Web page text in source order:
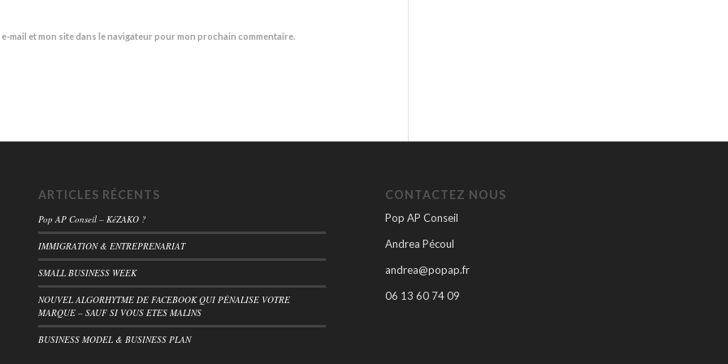
mail et mon site dans le navigateur pour mon prochain commentaire.
ARTICLES RÉCENTS
Pop AP Conseil – KéZAKO ?
IMMIGRATION & ENTREPRENARIAT
SMALL BUSINESS WEEK
NOUVEL ALGORHYTME DE FACEBOOK QUI PÉNALISE VOTRE
MARQUE – SAUF SI VOUS ETES MALINS
BUSINESS MODEL & BUSINESS PLAN
CONTACTEZ NOUS
Pop AP Conseil
Andrea Pécoul
andrea@popap.fr
06 13 60 74 09